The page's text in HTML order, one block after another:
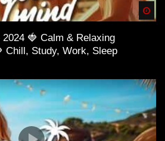
🍓 Calm & Relaxing
Chill, Study, Work, Sleep